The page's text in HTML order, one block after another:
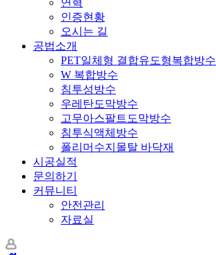
인증현황
오시는 길
공법소개
PET일체형 결합유도형복합방수
W 복합방수
침투성방수
우레탄도막방수
고무아스팔트도막방수
침투식액체방수
폴리머수지몰탈 바닥재
시공실적
문의하기
커뮤니티
안전관리
자료실